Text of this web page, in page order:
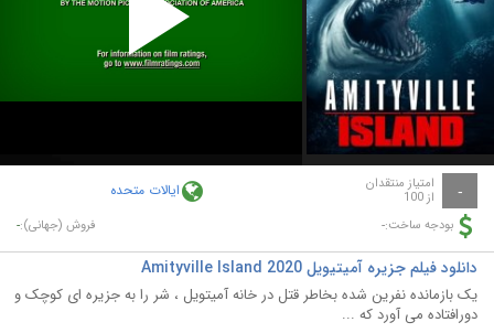
Play
Video
- امتیاز منتقدان
از 100 ایالات متحده
بودجه ساخت:- فروش (جهانی):-
دانلود فیلم جزیره آمیتیویل Amityville Island 2020
یک بازمانده نفرین شده بخاطر قتل در خانه آمیتویل ، شر را به جزیره ای کوچک و
دورافتاده می آورد که ...